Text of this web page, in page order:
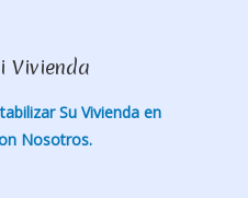
Vivienda
Su Vivienda en
Nosotros.